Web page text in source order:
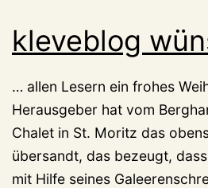
kleveblog
… allen Lesern ein frohes
Herausgeber hat vom
Chalet in St. Moritz das
übersandt, das bezeugt,
mit Hilfe seines